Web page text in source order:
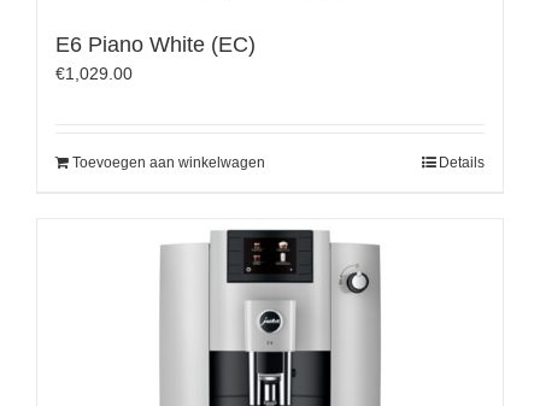
E6 Piano White (EC)
€1,029.00
Toevoegen aan winkelwagen Details